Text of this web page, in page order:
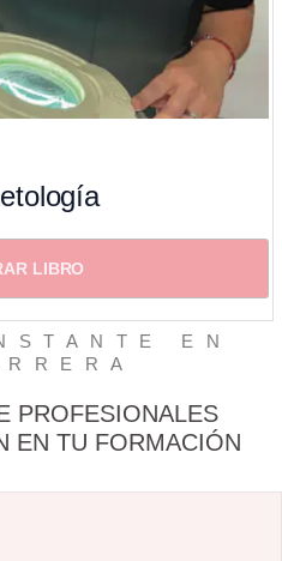
LIBRO
EN
PROFESIONALES
EN TU FORMACIÓN